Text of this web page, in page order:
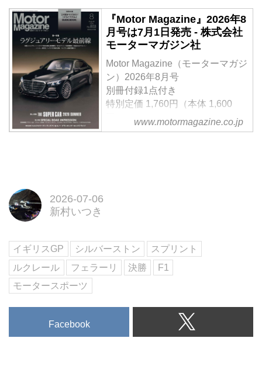
しながら、その印象は大きく異な
っていた。上質な内外装に加え、
高速巡航で際立つ快適性と安定感
にも注目しながら、最上級仕様な
らではの魅力を検証してみた。
（Motor Magazine 2026年6月号に
掲載した内容をWeb用に再編集）
モータースポーツ由来のサブブラ
ンドとして初めての市販モデルと
して誕生した「マツダ スピリッ
ト レーシング ロードスター
（MAZDA SPIRIT RACING
ROADSTER）」。中でもわずか
200台限定となる「12R」には、
な想いを抱いていることだろう。
『Motor Magazine』2026年8
月号は7月1日発売 - 株式会社
モーターマガジン社
Motor Magazine（モーターマガジ
ン）2026年8月号
別冊付録1点付き
特別定価 1,760円（本体 1,600
【第一特集】「ラグジュアリーモ
＜内容紹介＞
8月号の第一特集は「ラグジュア
リーモデル最前線」。ラグジュア
代へ。...
www.motormagazine.co.jp
2026-07-06
新村いつき
イギリスGP シルバーストン
スプリント
ルクレール
フェラーリ 決勝
F1
モータースポーツ
Facebook